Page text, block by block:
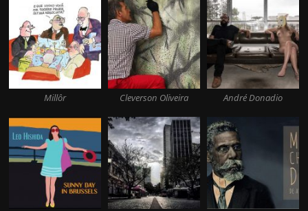
Millôr Cleverson Oliveira André Donadio